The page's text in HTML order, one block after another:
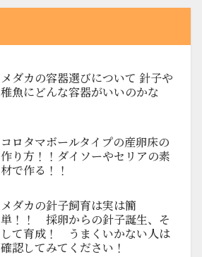
メダカの容器選びについて 針子や
稚魚にどんな容器がいいのかな
コロタマボールタイプの産卵床の
作り方！！ダイソーやセリアの素
材で作る！！
メダカの針子飼育は実は簡
単！！ 採卵からの針子誕生、そ
して育成！ うまくいかない人は
確認してみてください！